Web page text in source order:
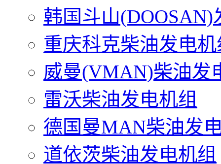
韩国斗山(DOOSAN)
重庆科克柴油发电机
威曼(VMAN)柴油发
雷沃柴油发电机组
德国曼MAN柴油发
道依茨柴油发电机组